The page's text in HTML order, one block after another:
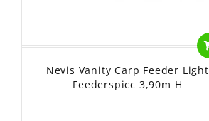
Nevis Vanity Carp Feeder Light
Feederspicc 3,90m H